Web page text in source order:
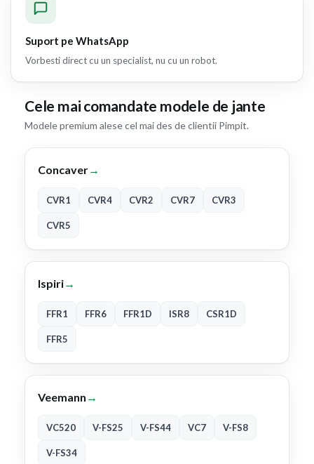
Suport pe WhatsApp
Vorbesti direct cu un specialist, nu cu un robot.
Cele mai comandate modele de jante
Modele premium alese cel mai des de clientii Pimpit.
Concaver→
CVR1 CVR4 CVR2 CVR7 CVR3
CVR5
Ispiri→
FFR1 FFR6 FFR1D ISR8 CSR1D
FFR5
Veemann →
VC520 V-FS25 V-FS44 VC7 V-FS8
V-FS34